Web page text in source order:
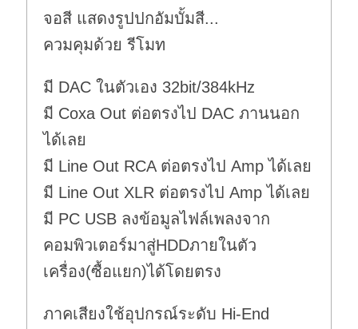
จอสี แสดงรูปปกอัมบั้มสี...
ควมคุมด้วย รีโมท
มี DAC ในตัวเอง 32bit/384kHz
มี Coxa Out ต่อตรงไป DAC ภานนอก
ได้เลย
มี Line Out RCA ต่อตรงไป Amp ได้เลย
มี Line Out XLR ต่อตรงไป Amp ได้เลย
มี PC USB ลงข้อมูลไฟล์เพลงจาก
คอมพิวเตอร์มาสู่HDDภายในตัว
เครื่อง(ซื้อแยก)ได้โดยตรง
ภาคเสียงใช้อุปกรณ์ระดับ Hi-End